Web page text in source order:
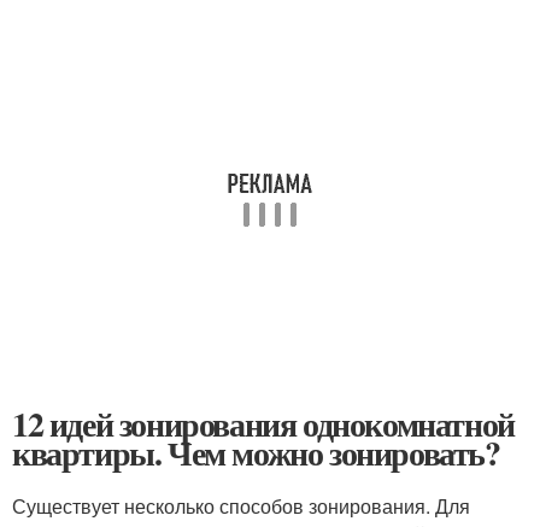
12 идей зонирования однокомнатной
квартиры. Чем можно зонировать?
Существует несколько способов зонирования. Для